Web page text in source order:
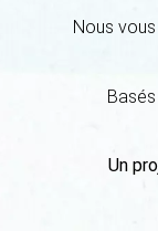
Nous
Un